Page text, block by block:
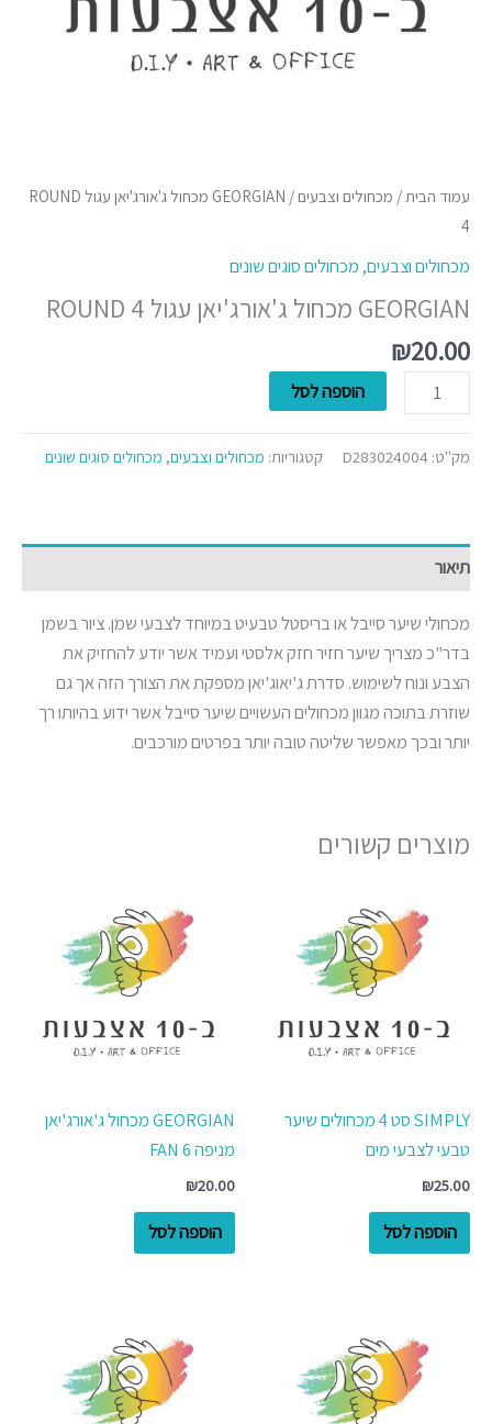
עמוד הבית/ מכחולים וצבעים
/ GEORGIAN מכחול ג'אורג'יאן עגול ROUND
4
מכחולים וצבעים, מכחולים סוגים שונים
GEORGIAN מכחול ג'אורג'יאן עגול ROUND 4
₪20.00
הוספה לסל
מק"ט: D283024004 קטגוריות: מכחולים וצבעים, מכחולים סוגים שונים
תיאור
מכחולי שיער סייבל או בריסטל טבעיט במיוחד לצבעי שמן. ציור בשמן
בדר"כ מצריך שיער חזיר חזק אלסטי ועמיד אשר יודע להחזיק את
הצבע ונוח לשימוש. סדרת ג'יאוג'יאן מספקת את הצורך הזה אך גם
שוזרת בתוכה מגוון מכחולים העשויים שיער סייבל אשר ידוע בהיותו רך
יותר ובכך מאפשר שליטה טובה יותר בפרטים מורכבים.
מוצרים קשורים
SIMPLY סט 4 מכחולים שיער
טבעי לצבעי מים
₪25.00
הוספה לסל
GEORGIAN מכחול ג'אורג'יאן
מניפה 6 FAN
₪20.00
הוספה לסל